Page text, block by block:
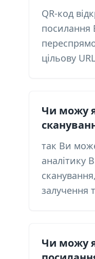
QR-код
посилання
цільову
Чи можу
так Ви
аналітику
залучення
Чи можу